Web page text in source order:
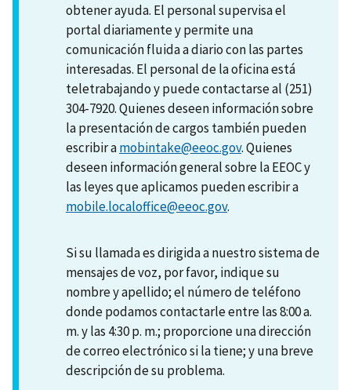
obtener ayuda. El personal supervisa el
portal diariamente y permite una
comunicación fluida a diario con las partes
interesadas. El personal de la oficina está
teletrabajando y puede contactarse al (251)
304-7920. Quienes deseen información sobre
la presentación de cargos también pueden
escribir amobintake@eeoc.gov. Quienes
deseen información general sobre la EEOC y
las leyes que aplicamos pueden escribir a
mobile.localoffice@eeoc.gov.
Si su llamada es dirigida a nuestro sistema de
mensajes de voz, por favor, indique su
nombre y apellido; el número de teléfono
donde podamos contactarle entre las 8:00 a.
m. y las 4:30 p. m.; proporcione una dirección
de correo electrónico si la tiene; y una breve
descripción de su problema.